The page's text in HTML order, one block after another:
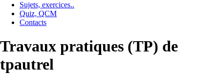
Sujets, exercices..
Quiz, QCM
Contacts
Travaux pratiques (TP) de
tpautrel